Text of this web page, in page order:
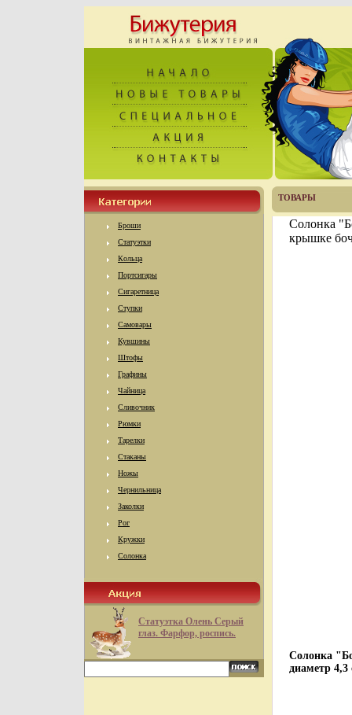
Броши
Статуэтки
Кольца
Портсигары
Сигаретница
Ступки
Самовары
Кувшины
Штофы
Графины
Чайница
Сливочник
Рюмки
Тарелки
Стаканы
Ножы
Чернильница
Заколки
Рог
Кружки
Солонка
Статуэтка Олень Серый
глаз. Фарфор, роспись.
ТОВАРЫ
Солонка
крышке
Солонка
диаметр